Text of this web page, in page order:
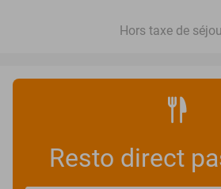
Hors taxe de
Resto direct